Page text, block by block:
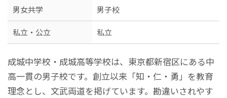
男女共学 男子校
私立・公立 私立
成城中学校・成城高等学校は、東京都新宿区にある中
高一貫の男子校です。創立以来「知・仁・勇」を教育
理念とし、文武両道を掲げています。勘違いされやす